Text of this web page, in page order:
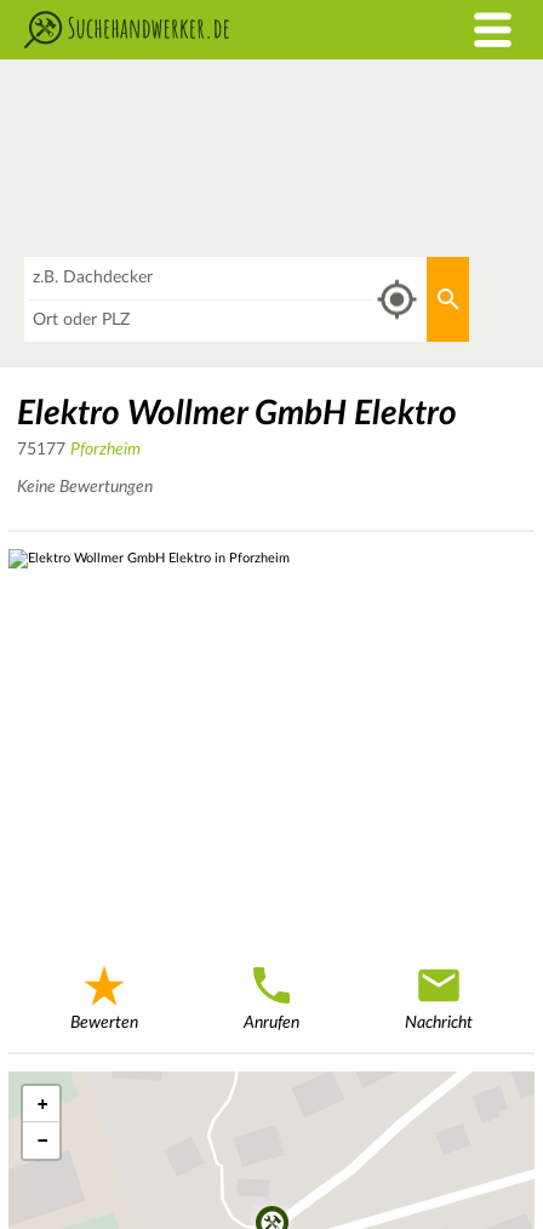
Elektro Wollmer GmbH Elektro
75177 Pforzheim
Keine Bewertungen
Bewerten Anrufen Nachricht
+
−